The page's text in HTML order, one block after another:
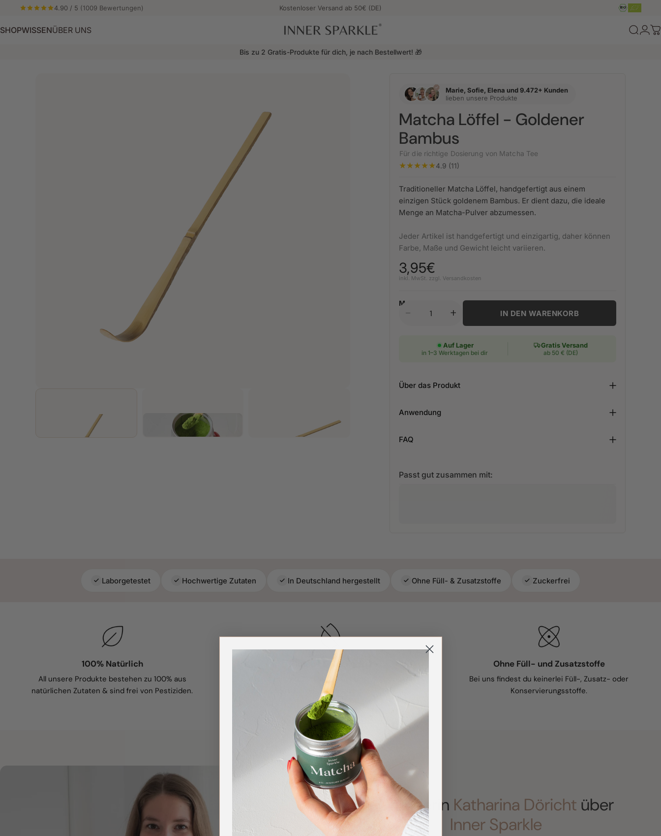
Direkt zum Inhalt4.90 / 5 (1009 Bewertungen) Kostenloser Versand ab 50€ (DE)
SHOPWISSENÜBER UNS Inner Sparkle Suche
Login
Jetzt neu: Female Balance - Zyklus Komplex
Marie, Sofie, Elena und 9.472+ Kunden
lieben unsere Produkte
Matcha Löffel - Goldener
Bambus
Für die richtige Dosierung von Matcha Tee
4.9 (11)
Traditioneller Matcha Löffel, handgefertigt aus einem
einzigen Stück goldenem Bambus. Er dient dazu, die ideale
Menge an Matcha-Pulver abzumessen.
Jeder Artikel ist handgefertigt und einzigartig, daher können
Farbe, Maße und Gewicht leicht variieren.
3,95€
Normaler Preis
inkl. MwSt. zzgl. Versandkosten
Menge:
Anzahl
IN DEN WARENKORB
Auf Lager
in 1–3 Werktagen bei dir
Gratis Versand
ab 50 € (DE)
Über das Produkt
Anwendung
FAQ
Passt gut zusammen mit:
Laborgetestet Hochwertige Zutaten In Deutschland hergestellt Ohne Füll- & Zusatzstoffe Zuckerfrei
100% Natürlich
All unsere Produkte bestehen zu 100% aus
natürlichen Zutaten & sind frei von Pestiziden.
Gluten- & Zuckerfrei
Wir legen Wert darauf, dass all unsere Produkte
ohne industriellen Zucker und glutenfrei sind.
Ohne Füll- und Zusatzstoffe
Bei uns findest du keinerlei Füll-, Zusatz- oder
Konservierungsstoffe.
Gründerin Katharina Döricht über
Inner Sparkle